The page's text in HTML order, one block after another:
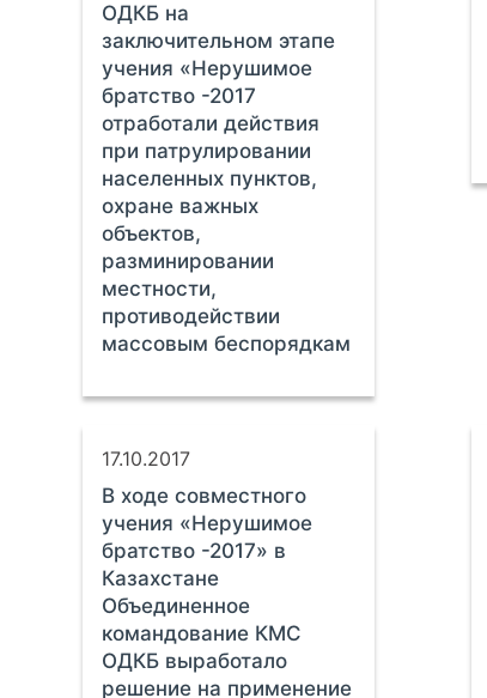
ОДКБ на
заключительном этапе
учения «Нерушимое
братство -2017
отработали действия
при патрулировании
населенных пунктов,
охране важных
объектов,
разминировании
местности,
противодействии
массовым беспорядкам
17.10.2017
В ходе совместного
учения «Нерушимое
братство -2017» в
Казахстане
Объединенное
командование КМС
ОДКБ выработало
решение на применение